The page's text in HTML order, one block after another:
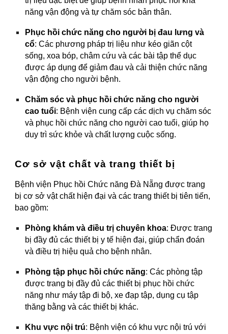
năng vận động và tự chăm sóc bản thân.
Phục hồi chức năng cho người bị đau lưng và
cổ: Các phương pháp trị liệu như kéo giãn cột
sống, xoa bóp, châm cứu và các bài tập thể dục
được áp dụng để giảm đau và cải thiện chức năng
vận động cho người bệnh.
Chăm sóc và phục hồi chức năng cho người
cao tuổi: Bệnh viện cung cấp các dịch vụ chăm sóc
và phục hồi chức năng cho người cao tuổi, giúp họ
duy trì sức khỏe và chất lượng cuộc sống.
Cơ sở vật chất và trang thiết bị
Bệnh viện Phục hồi Chức năng Đà Nẵng được trang
bị cơ sở vật chất hiện đại và các trang thiết bị tiên tiến,
bao gồm:
Phòng khám và điều trị chuyên khoa: Được trang
bị đầy đủ các thiết bị y tế hiện đại, giúp chẩn đoán
và điều trị hiệu quả cho bệnh nhân.
Phòng tập phục hồi chức năng: Các phòng tập
được trang bị đầy đủ các thiết bị phục hồi chức
năng như máy tập đi bộ, xe đạp tập, dụng cụ tập
thăng bằng và các thiết bị khác.
Khu vực nội trú: Bệnh viện có khu vực nội trú với